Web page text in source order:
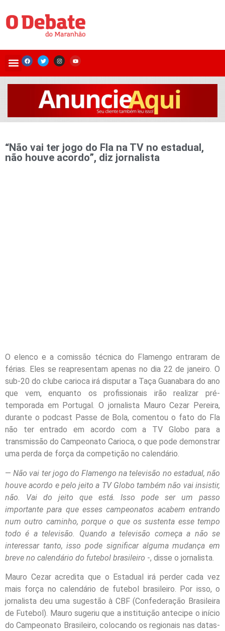
“Não vai ter jogo do Fla na TV no estadual,
não houve acordo”, diz jornalista
O elenco e a comissão técnica do Flamengo entraram de
férias. Eles se reapresentam apenas no dia 22 de janeiro. O
sub-20 do clube carioca irá disputar a Taça Guanabara do ano
que vem, enquanto os profissionais irão realizar pré-
temporada em Portugal. O jornalista Mauro Cezar Pereira,
durante o podcast Passe de Bola, comentou o fato do Fla
não ter entrado em acordo com a TV Globo para a
transmissão do Campeonato Carioca, o que pode demonstrar
uma perda de força da competição no calendário.
—Não vai ter jogo do Flamengo na televisão no estadual, não
houve acordo e pelo jeito a TV Globo também não vai insistir,
não. Vai do jeito que está. Isso pode ser um passo
importante para que esses campeonatos acabem entrando
num outro caminho, porque o que os sustenta esse tempo
todo é a televisão. Quando a televisão começa a não se
interessar tanto, isso pode significar alguma mudança em
breve no calendário do futebol brasileiro -, disse o jornalista.
Mauro Cezar acredita que o Estadual irá perder cada vez
mais força no calendário de futebol brasileiro. Por isso, o
jornalista deu uma sugestão à CBF (Confederação Brasileira
de Futebol). Mauro sugeriu que a instituição antecipe o início
do Campeonato Brasileiro, colocando os regionais nas datas-